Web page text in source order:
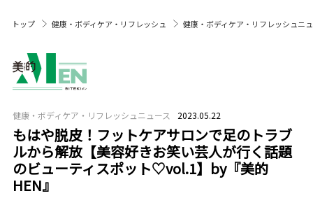
トップ 健康・ボディケア・リフレッシュ 健康・ボディケア・リフレッシュニ
健康・ボディケア・リフレッシュニュース 2023.05.22
もはや脱皮！フットケアサロンで足のトラブ
ルから解放【美容好きお笑い芸人が行く話題
のビューティスポット♡vol.1】by『美的
HEN』